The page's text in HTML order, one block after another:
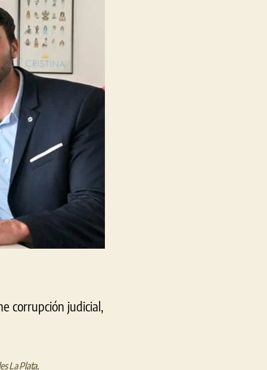
corrupción judicial,
La Plata,